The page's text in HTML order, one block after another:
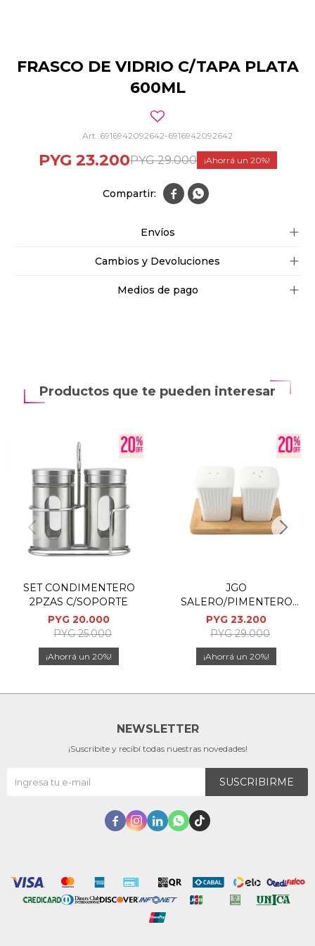
FRASCO DE VIDRIO C/TAPA PLATA
600ML
6916942092642-6916942092642
PYG 23.200PYG 29.000 20
 
Envíos
Cambios y Devoluciones
Medios de pago
Productos que te pueden interesar
SET CONDIMENTERO
2PZAS C/SOPORTE
PYG 20.000
PYG 25.000
20
JGO
SALERO/PIMENTERO
3PZAS 31X20.5X9.5CM
PYG 23.200
PYG 29.000
20
NEWSLETTER
¡Suscribite y recibí todas nuestras novedades!
SUSCRIBIRME
    